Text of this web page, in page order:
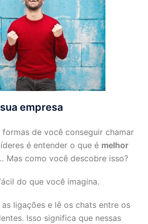
empresa
formas de você conseguir chamar
é entender o que é melhor
Mas como você descobre isso?
do que você imagina.
ligações e lê os chats entre os
Isso significa que nessas